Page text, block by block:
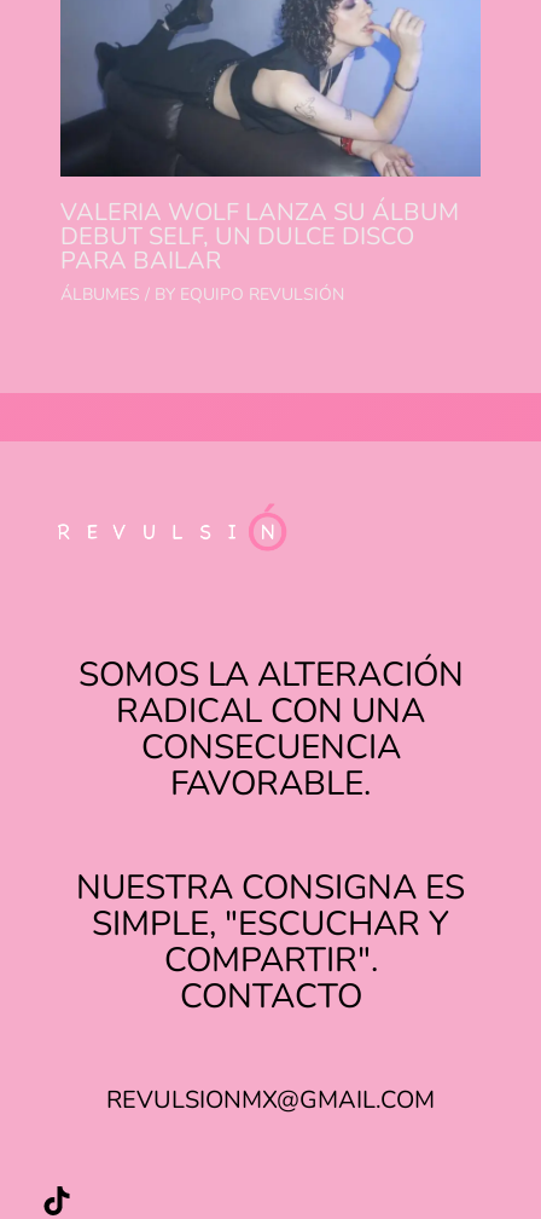
VALERIA WOLF LANZA SU ÁLBUM
DEBUT SELF, UN DULCE DISCO
PARA BAILAR
ÁLBUMES / BY EQUIPO REVULSIÓN
SOMOS LA ALTERACIÓN
RADICAL CON UNA
CONSECUENCIA
FAVORABLE.
NUESTRA CONSIGNA ES
SIMPLE, "ESCUCHAR Y
COMPARTIR".
CONTACTO
REVULSIONMX@GMAIL.COM
INSTAGRAM